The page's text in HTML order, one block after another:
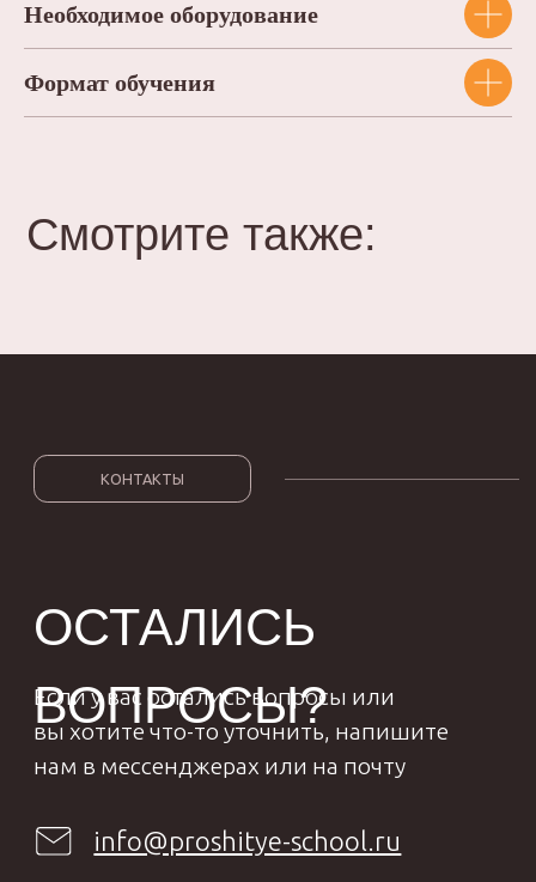
Необходимое оборудование
Формат обучения
Смотрите также:
info@proshitye-school.ru
+7 911 096 2369
ИП Дросов Андрей Олегович
Продукты
О школе